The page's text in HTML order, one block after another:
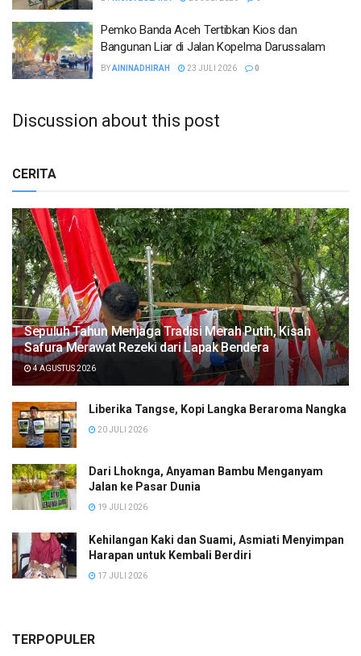
Pemko Banda Aceh Tertibkan Kios dan
Bangunan Liar di Jalan Kopelma Darussalam
BYAININADHIRAH 23 JULI 2026 0
Discussion about this post
CERITA
Sepuluh Tahun Menjaga Tradisi Merah Putih, Kisah
Safura Merawat Rezeki dari Lapak Bendera
4 AGUSTUS 2026
Liberika Tangse, Kopi Langka Beraroma Nangka
20 JULI 2026
Dari Lhoknga, Anyaman Bambu Menganyam
Jalan ke Pasar Dunia
19 JULI 2026
Kehilangan Kaki dan Suami, Asmiati Menyimpan
Harapan untuk Kembali Berdiri
17 JULI 2026
TERPOPULER